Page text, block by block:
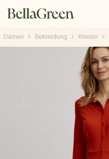
Damen Bekleidung Kleider